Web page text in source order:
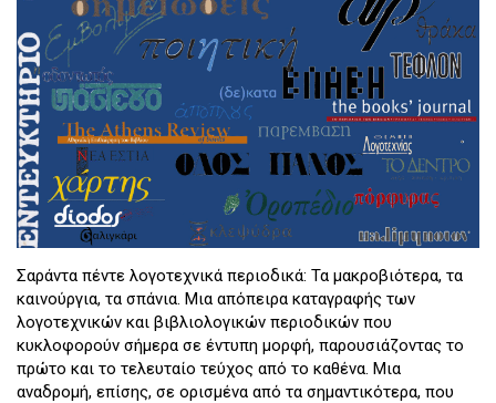
Σαράντα πέντε λογοτεχνικά περιοδικά: Τα μακροβιότερα, τα
καινούργια, τα σπάνια. Μια απόπειρα καταγραφής των
λογοτεχνικών και βιβλιολογικών περιοδικών που
κυκλοφορούν σήμερα σε έντυπη μορφή, παρουσιάζοντας το
πρώτο και το τελευταίο τεύχος από το καθένα. Μια
αναδρομή, επίσης, σε ορισμένα από τα σημαντικότερα, που